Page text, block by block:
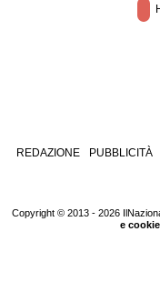
REDAZIONE PUBBLICITÀ
Copyright © 2013 - 2026
e